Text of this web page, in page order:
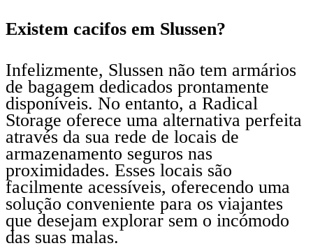
Existem cacifos em Slussen?
Infelizmente, Slussen não tem armários
de bagagem dedicados prontamente
disponíveis. No entanto, a Radical
Storage oferece uma alternativa perfeita
através da sua rede de locais de
armazenamento seguros nas
proximidades. Esses locais são
facilmente acessíveis, oferecendo uma
solução conveniente para os viajantes
que desejam explorar sem o incómodo
das suas malas.